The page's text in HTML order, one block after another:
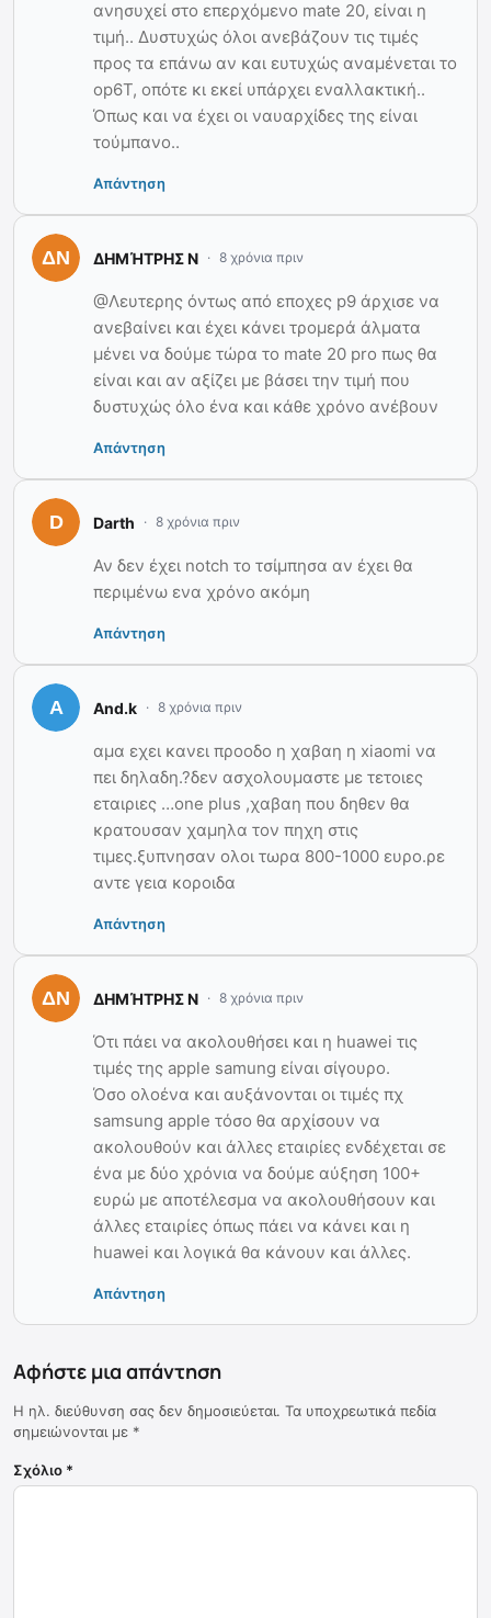
ανησυχεί στο επερχόμενο mate 20, είναι η
τιμή.. Δυστυχώς όλοι ανεβάζουν τις τιμές
προς τα επάνω αν και ευτυχώς αναμένεται το
op6T, οπότε κι εκεί υπάρχει εναλλακτική..
Όπως και να έχει οι ναυαρχίδες της είναι
τούμπανο..
Απάντηση
ΔΗΜΉΤΡΗΣ Ν 8 χρόνια πριν
@Λευτερης όντως από εποχες p9 άρχισε να
ανεβαίνει και έχει κάνει τρομερά άλματα
μένει να δούμε τώρα το mate 20 pro πως θα
είναι και αν αξίζει με βάσει την τιμή που
δυστυχώς όλο ένα και κάθε χρόνο ανέβουν
Απάντηση
Darth 8 χρόνια πριν
Αν δεν έχει notch το τσίμπησα αν έχει θα
περιμένω ενα χρόνο ακόμη
Απάντηση
And.k 8 χρόνια πριν
αμα εχει κανει προοδο η χαβαη η xiaomi να
πει δηλαδη.?δεν ασχολουμαστε με τετοιες
εταιριες …one plus ,χαβαη που δηθεν θα
κρατουσαν χαμηλα τον πηχη στις
τιμες.ξυπνησαν ολοι τωρα 800-1000 ευρο.ρε
αντε γεια κοροιδα
Απάντηση
ΔΗΜΉΤΡΗΣ Ν 8 χρόνια πριν
Ότι πάει να ακολουθήσει και η huawei τις
τιμές της apple samung είναι σίγουρο.
Όσο ολοένα και αυξάνονται οι τιμές πχ
samsung apple τόσο θα αρχίσουν να
ακολουθούν και άλλες εταιρίες ενδέχεται σε
ένα με δύο χρόνια να δούμε αύξηση 100+
ευρώ με αποτέλεσμα να ακολουθήσουν και
άλλες εταιρίες όπως πάει να κάνει και η
huawei και λογικά θα κάνουν και άλλες.
Απάντηση
Αφήστε μια απάντηση
Η ηλ. διεύθυνση σας δεν δημοσιεύεται. Τα υποχρεωτικά πεδία
σημειώνονται με *
Σχόλιο *